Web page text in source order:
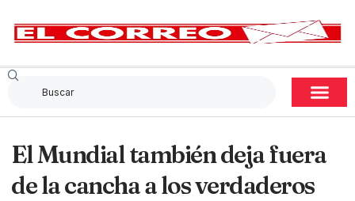
El Mundial también deja fuera
de la cancha a los verdaderos